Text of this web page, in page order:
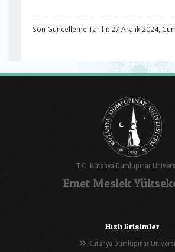
Son Güncelleme Tarihi: 27 Aralık 2024,
T.C. Kütahya Dumlupınar
Emet Meslek
Hızlı Erişimler
Kütahya Dumlupınar